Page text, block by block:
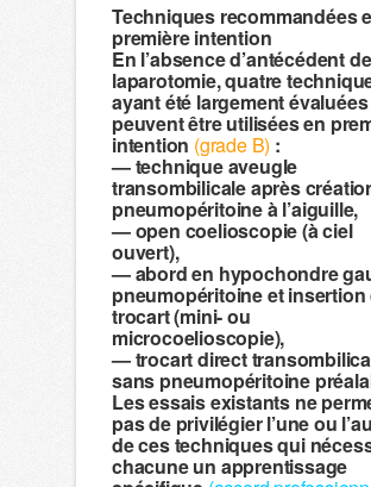
Techniques recommandées
première intention
En l’absence d’antécédent de
laparotomie, quatre
ayant été largement évaluées
peuvent être utilisées en
intention (grade B) :
— technique aveugle
transombilicale après
pneumopéritoine à l’aiguille,
— open coelioscopie (à ciel
ouvert),
— abord en hypochondre
pneumopéritoine et insertion
trocart (mini- ou
microcoelioscopie),
— trocart direct
sans pneumopéritoine
Les essais existants ne
pas de privilégier l’une ou
de ces techniques qui
chacune un apprentissage